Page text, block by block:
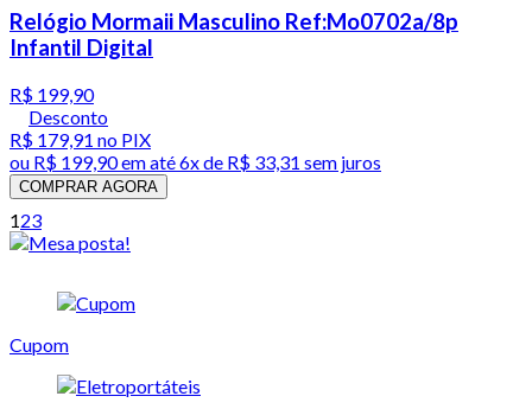
Relógio Mormaii Masculino Ref:Mo0702a/8p
Infantil Digital
R$ 199,90
Desconto
R$ 179,91 no PIX
ou R$ 199,90em até6x de R$ 33,31 sem juros
COMPRAR AGORA
123
Cupom